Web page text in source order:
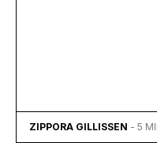
ZIPPORA GILLISSEN - 5